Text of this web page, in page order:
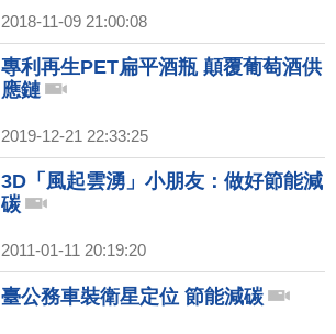
2018-11-09 21:00:08
專利再生PET扁平酒瓶 顛覆葡萄酒供
應鏈
2019-12-21 22:33:25
3D「風起雲湧」小朋友：做好節能減
碳
2011-01-11 20:19:20
臺公務車裝衛星定位 節能減碳